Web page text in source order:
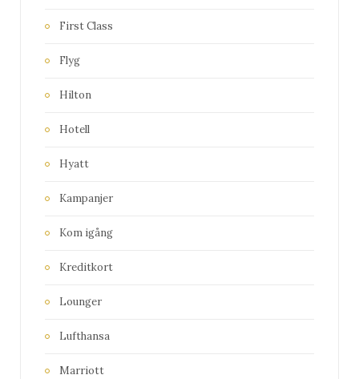
First Class
Flyg
Hilton
Hotell
Hyatt
Kampanjer
Kom igång
Kreditkort
Lounger
Lufthansa
Marriott